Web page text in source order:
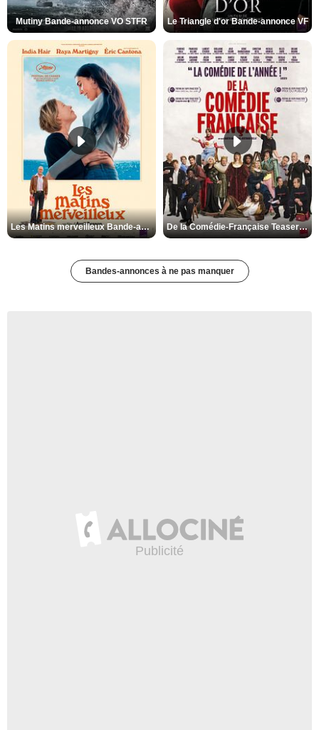
Mutiny Bande-annonce VO STFR Le Triangle d'or Bande-annonce VF
Les Matins merveilleux Bande-annonce VF De la Comédie-Française Teaser VF
Bandes-annonces à ne pas manquer